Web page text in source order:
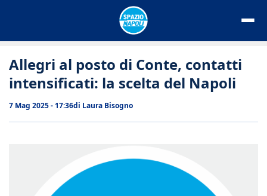
Allegri al posto di Conte, contatti
intensificati: la scelta del Napoli
7 Mag 2025 - 17:36di Laura Bisogno